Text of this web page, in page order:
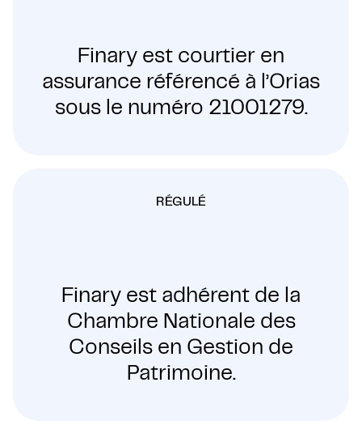
Finary est courtier en
assurance référencé à l’Orias
sous le numéro 21001279.
RÉGULÉ
Finary est adhérent de la
Chambre Nationale des
Conseils en Gestion de
Patrimoine.